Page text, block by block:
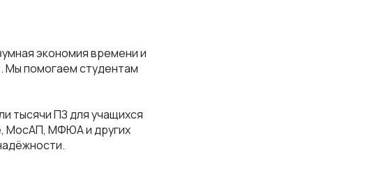
экономия времени и
Мы помогаем студентам
тысячи ПЗ для учащихся
МосАП, МФЮА и других